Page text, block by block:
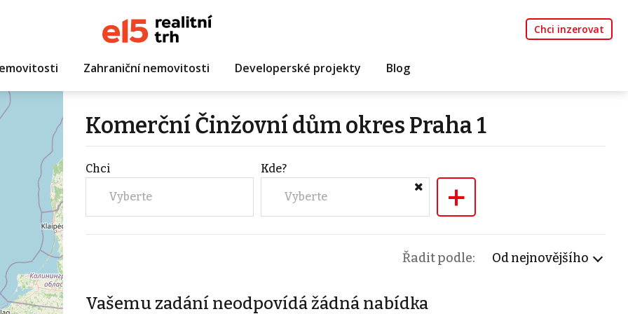
Chci inzerovat
Zahraniční nemovitosti Developerské projekty Blog
Komerční Činžovní dům okres Praha 1
Chci
Vyberte
Kde?
Vyberte +
Řadit podle: Od nejnovějšího
Vašemu zadání neodpovídá žádná nabídka